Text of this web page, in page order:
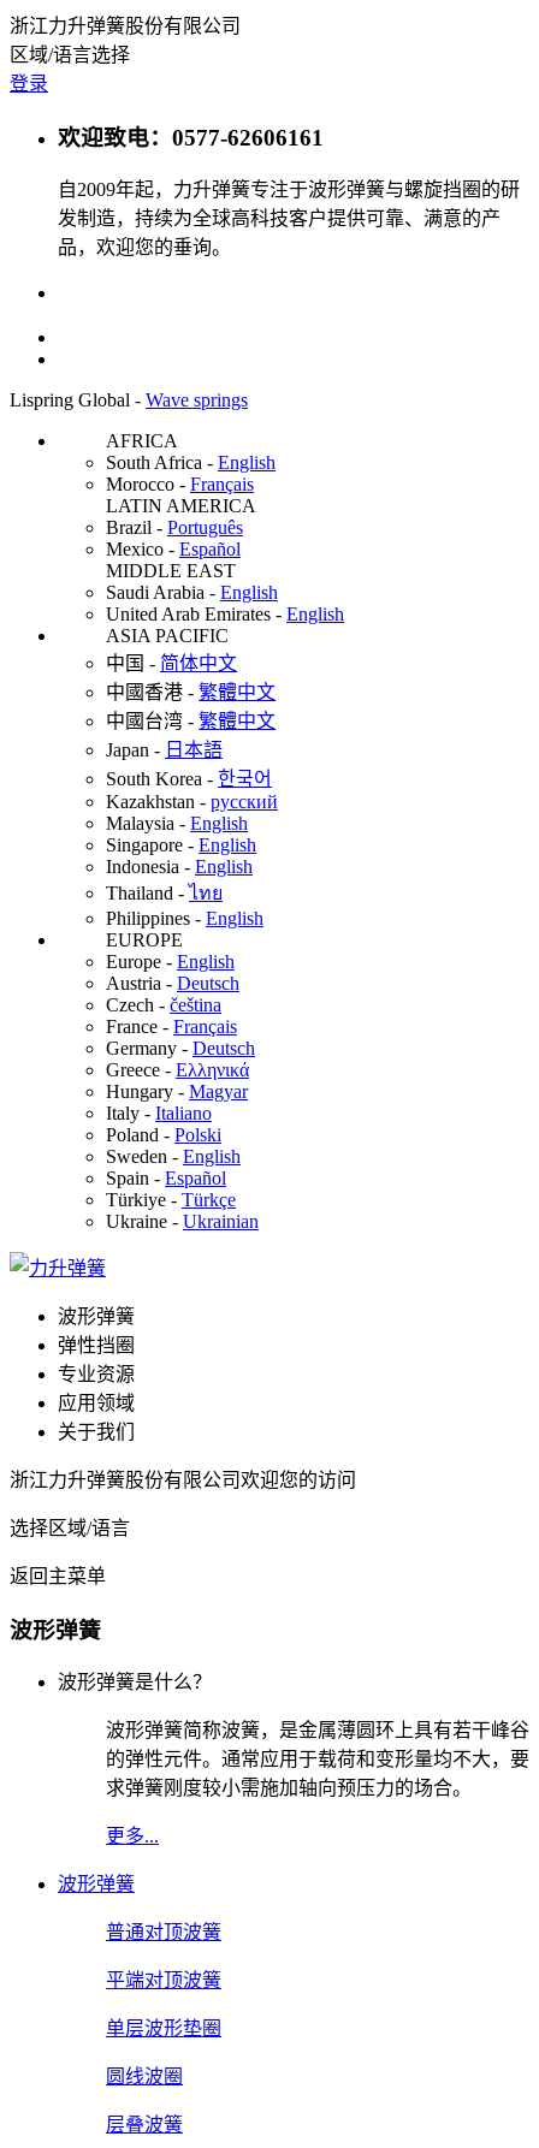
浙江力升弹簧股份有限公司
区域/语言选择
登录
欢迎致电：0577-62606161
自2009年起，力升弹簧专注于波形弹簧与螺旋挡圈的研
发制造，持续为全球高科技客户提供可靠、满意的产
品，欢迎您的垂询。
Lispring Global - Wave springs
AFRICA
South Africa - English
Morocco - Français
LATIN AMERICA
Brazil - Português
Mexico - Español
MIDDLE EAST
Saudi Arabia - English
United Arab Emirates - English
ASIA PACIFIC
中国 - 简体中文
中國香港 - 繁體中文
中國台湾 - 繁體中文
Japan - 日本語
South Korea - 한국어
Kazakhstan - русский
Malaysia - English
Singapore - English
Indonesia - English
Thailand -ไทย
Philippines - English
EUROPE
Europe - English
Austria - Deutsch
Czech - čeština
France - Français
Germany - Deutsch
Greece - Ελληνικά
Hungary - Magyar
Italy - Italiano
Poland - Polski
Sweden - English
Spain - Español
Türkiye - Türkçe
Ukraine - Ukrainian
波形弹簧
弹性挡圈
专业资源
应用领域
关于我们
浙江力升弹簧股份有限公司欢迎您的访问
选择区域/语言
返回主菜单
波形弹簧
波形弹簧是什么？
波形弹簧简称波簧，是金属薄圆环上具有若干峰谷
的弹性元件。通常应用于载荷和变形量均不大，要
求弹簧刚度较小需施加轴向预压力的场合。
更多...
波形弹簧
普通对顶波簧
平端对顶波簧
单层波形垫圈
圆线波圈
层叠波簧